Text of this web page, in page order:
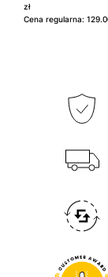
zł
Cena regularna: